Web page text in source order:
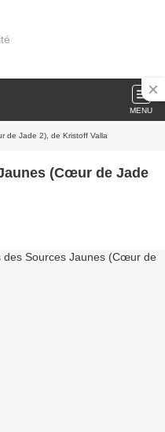
MENU
de Jade 2), de Kristoff Valla
(Cœur de Jade